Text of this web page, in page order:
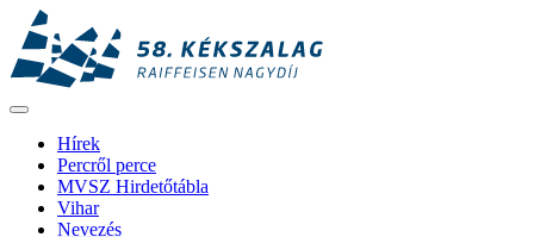
Hírek
Percről perce
MVSZ Hirdetőtábla
Vihar
Nevezés